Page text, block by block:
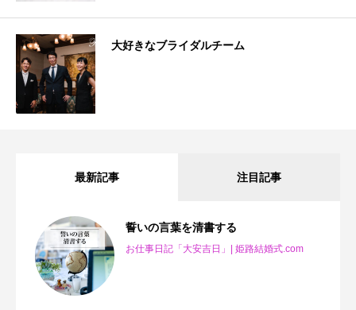
大好きなブライダルチーム
最新記事 注目記事
誓いの言葉を清書する
お仕事日記「大安吉日」| 姫路結婚式.com